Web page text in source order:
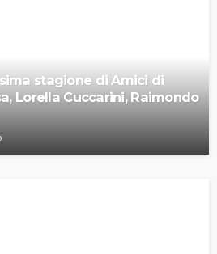
stagione di Amici di
Lorella Cuccarini, Raimondo